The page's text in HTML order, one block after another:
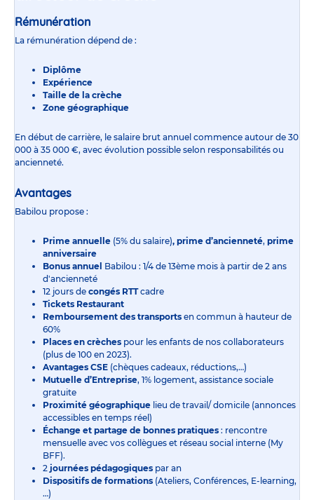
Rémunération
La rémunération dépend de :
Diplôme
Expérience
Taille de la crèche
Zone géographique
En début de carrière, le salaire brut annuel commence autour de 30
000 à 35 000 €, avec évolution possible selon responsabilités ou
ancienneté.
Avantages
Babilou propose :
Prime annuelle (5% du salaire), prime d’ancienneté, prime
anniversaire
Bonus annuel Babilou : 1/4 de 13ème mois à partir de 2 ans
d'ancienneté
12 jours de congés RTTcadre
Tickets Restaurant
Remboursement des transports en commun à hauteur de
60%
Places en crèches pour les enfants de nos collaborateurs
(plus de 100 en 2023).
Avantages CSE (chèques cadeaux, réductions,…)
Mutuelle d’Entreprise, 1% logement, assistance sociale
gratuite
Proximité géographique lieu de travail/ domicile (annonces
accessibles en temps réel)
Échange et partage de bonnes pratiques : rencontre
mensuelle avec vos collègues et réseau social interne (My
BFF).
2 journées pédagogiques par an
Dispositifs de formations (Ateliers, Conférences, E-learning,
…)